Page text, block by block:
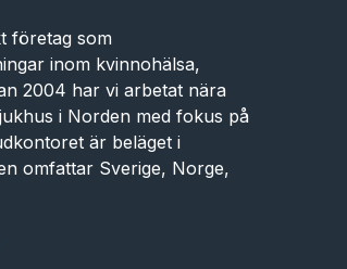
företag som
inom kvinnohälsa,
2004 har vi arbetat nära
i Norden med fokus på
är beläget i
omfattar Sverige, Norge,